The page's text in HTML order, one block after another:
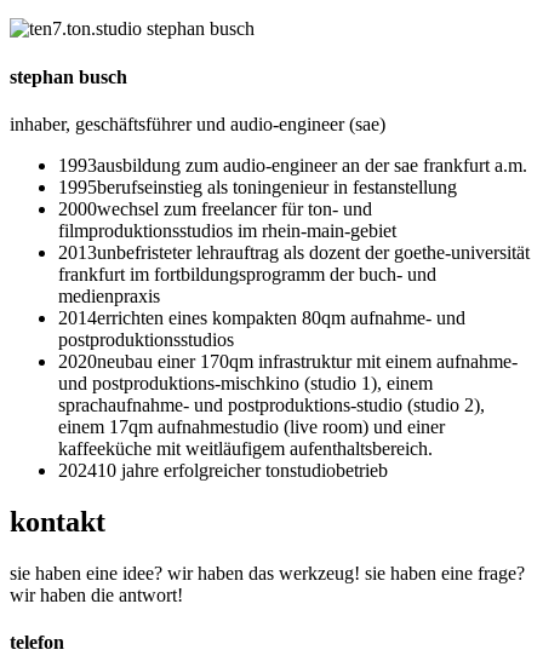
stephan busch
inhaber, geschäftsführer und audio-engineer (sae)
1993ausbildung zum audio-engineer an der sae frankfurt a.m.
1995berufseinstieg als toningenieur in festanstellung
2000wechsel zum freelancer für ton- und
filmproduktionsstudios im rhein-main-gebiet
2013unbefristeter lehrauftrag als dozent der goethe-universität
frankfurt im fortbildungsprogramm der buch- und
medienpraxis
2014errichten eines kompakten 80qm aufnahme- und
postproduktionsstudios
2020neubau einer 170qm infrastruktur mit einem aufnahme-
und postproduktions-mischkino (studio 1), einem
sprachaufnahme- und postproduktions-studio (studio 2),
einem 17qm aufnahmestudio (live room) und einer
kaffeeküche mit weitläufigem aufenthaltsbereich.
202410 jahre erfolgreicher tonstudiobetrieb
kontakt
sie haben eine idee? wir haben das werkzeug! sie haben eine frage?
wir haben die antwort!
telefon